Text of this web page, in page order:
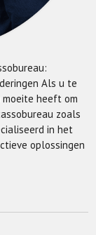
Als u te
heeft om
zoals
in het
oplossingen